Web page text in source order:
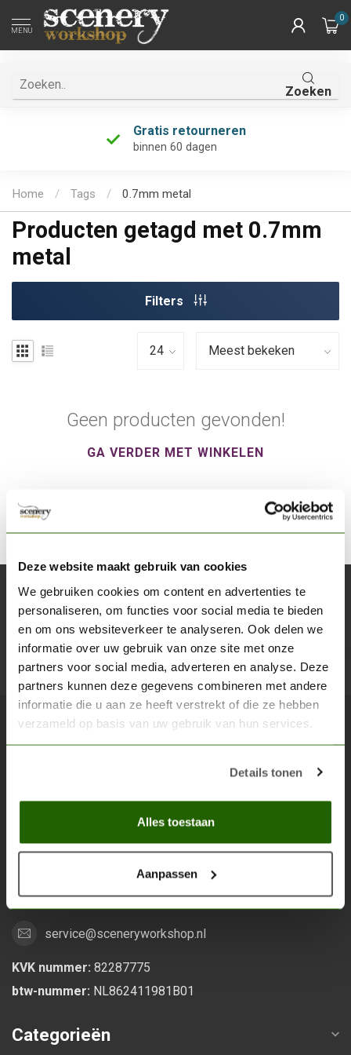
Deze website maakt gebruik van cookies
We gebruiken cookies om content en advertenties te
personaliseren, om functies voor social media te bieden
en om ons websiteverkeer te analyseren. Ook delen we
informatie over uw gebruik van onze site met onze
partners voor social media, adverteren en analyse. Deze
partners kunnen deze gegevens combineren met andere
informatie die u aan ze heeft verstrekt of die ze hebben
verzameld op basis van uw gebruik van hun services.
Details tonen
Alles toestaan
Aanpassen
MENU
0
Zoeken
Gratis retourneren
binnen 60 dagen
Home / Tags / 0.7mm metal
Producten getagd met 0.7mm
metal
Filters
Geen producten gevonden!
GA VERDER MET WINKELEN
Abonneer je op onze nieuwsbrief
Blijf op de hoogte over onze laatste acties
Scenery Workshop BV
Alles voor je miniature wargaming en scenery
6533 KK Nijmegen
Nederland
service@sceneryworkshop.nl
KVK nummer: 82287775
btw-nummer: NL862411981B01
Categorieën